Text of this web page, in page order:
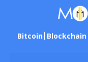
Bitcoin Blockchain